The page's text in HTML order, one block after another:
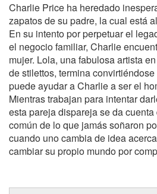
Charlie Price ha heredado
zapatos de su padre, la cual está
En su intento por perpetuar el
el negocio familiar, Charlie
mujer. Lola, una fabulosa artista
de stilettos, termina
puede ayudar a Charlie a ser el
Mientras trabajan para intentar
esta pareja dispareja se da
común de lo que jamás soñaron
cuando uno cambia de idea
cambiar su propio mundo por